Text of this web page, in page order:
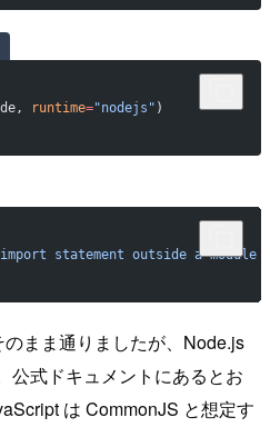
runtime="nodejs" )
statement outside a module
まま通りましたが、Node.js
公式ドキュメントにあるとお
は CommonJS と想定す